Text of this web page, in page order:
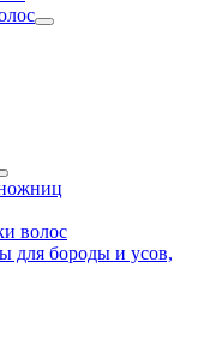
волос
бороды и усов,